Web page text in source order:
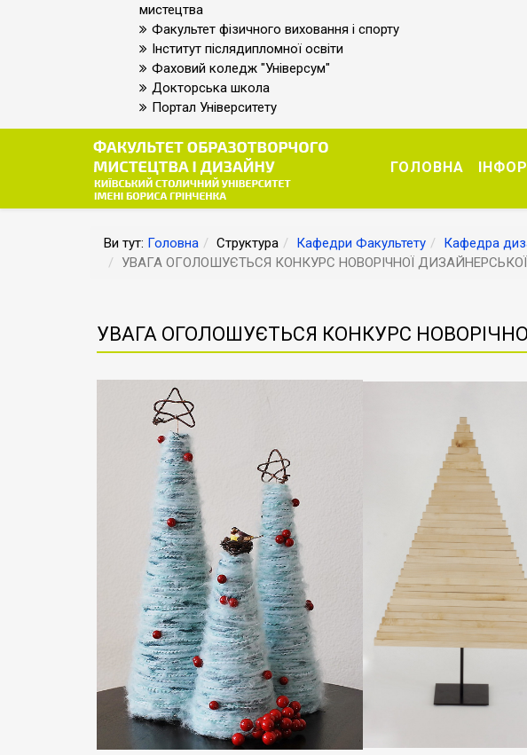
мистецтва
Факультет фізичного виховання і спорту
Інститут післядипломної освіти
Фаховий коледж "Універсум"
Докторська школа
Портал Університету
ГОЛОВНА
Ви тут: Головна Структура Кафедри Факультету Кафедра
УВАГА ОГОЛОШУЄТЬСЯ КОНКУРС НОВОРІЧНОЇ
УВАГА ОГОЛОШУЄТЬСЯ КОНКУРС